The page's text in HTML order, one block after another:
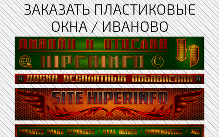
ЗАКАЗАТЬ ПЛАСТИКОВЫЕ
ОКНА / ИВАНОВО